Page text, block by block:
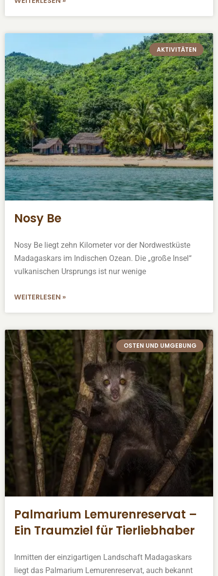
AKTIVITÄTEN
Nosy Be
Nosy Be liegt zehn Kilometer vor der Nordwestküste
Madagaskars im Indischen Ozean. Die „große Insel“
vulkanischen Ursprungs ist nur wenige
WEITERLESEN »
OSTEN UND UMGEBUNG
Palmarium Lemurenreservat –
Ein Traumziel für Tierliebhaber
Inmitten der einzigartigen Landschaft Madagaskars
liegt das Palmarium Lemurenreservat, auch bekannt